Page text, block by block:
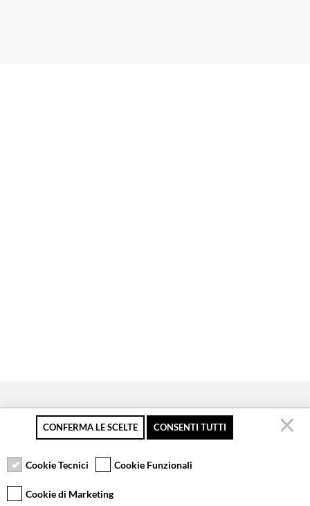
Pagamento sicuro
Resi gratuiti fino a 30
Servizio clienti
CONFERMA LE SCELTE CONSENTI TUTTI
Cookie Tecnici Cookie Funzionali
Cookie di Marketing